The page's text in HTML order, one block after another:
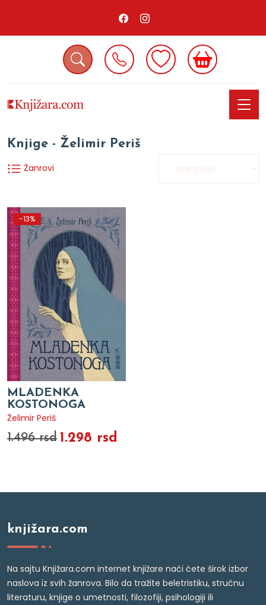
Knjige - Želimir Periš
Žanrovi
-13%
MLADENKA
KOSTONOGA
Želimir Periš
1.496 rsd 1.298 rsd
knjižara.com
Na sajtu Knjižara.com internet knjižare naći ćete širok izbor
naslova iz svih žanrova. Bilo da tražite beletristiku, stručnu
literaturu, knjige o umetnosti, filozofiji, psihologiji ili